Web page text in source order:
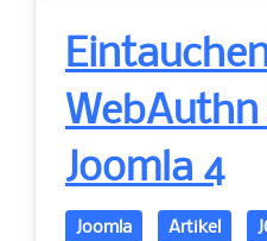
Joomla 4
Joomla Artikel